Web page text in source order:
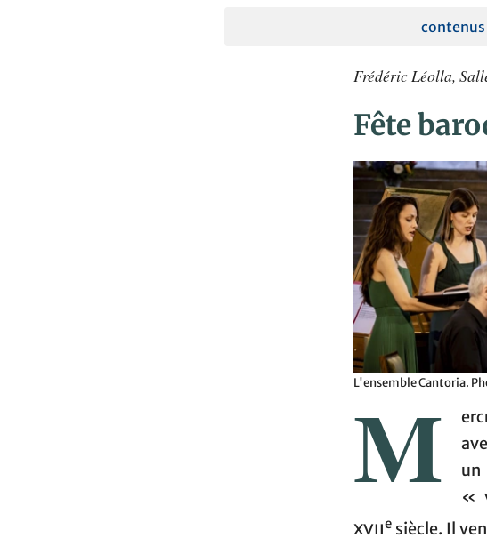
contenus
Frédéric Léolla,
Fête
L'ensemble Cantoria.
M
un
«
xviie siècle. Il